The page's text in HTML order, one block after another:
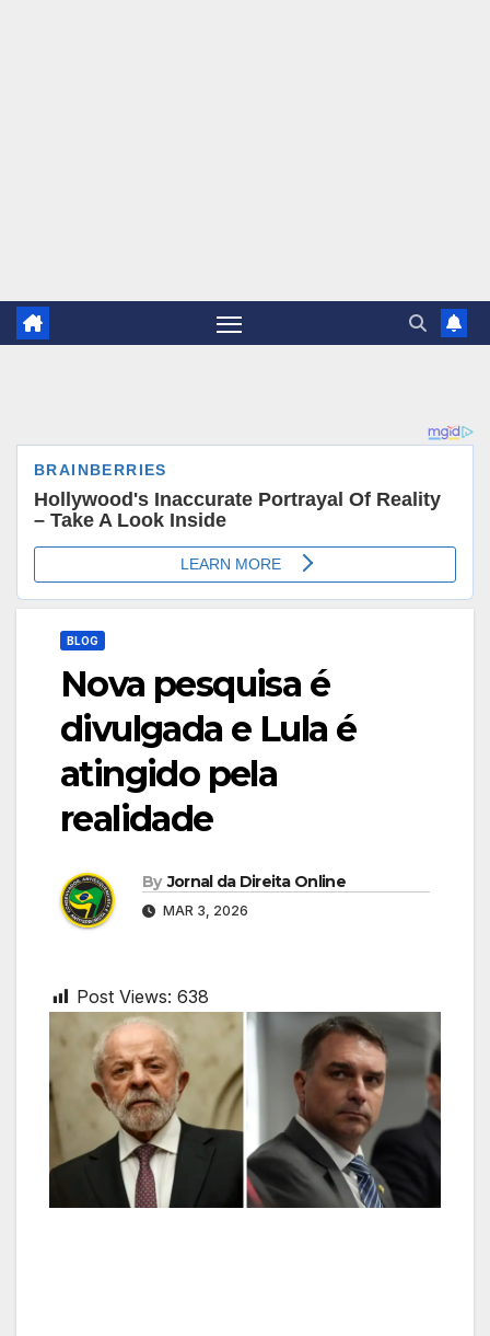
BLOG
Nova pesquisa é
divulgada e Lula é
atingido pela
realidade
By Jornal da Direita Online
MAR 3, 2026
Post Views: 638